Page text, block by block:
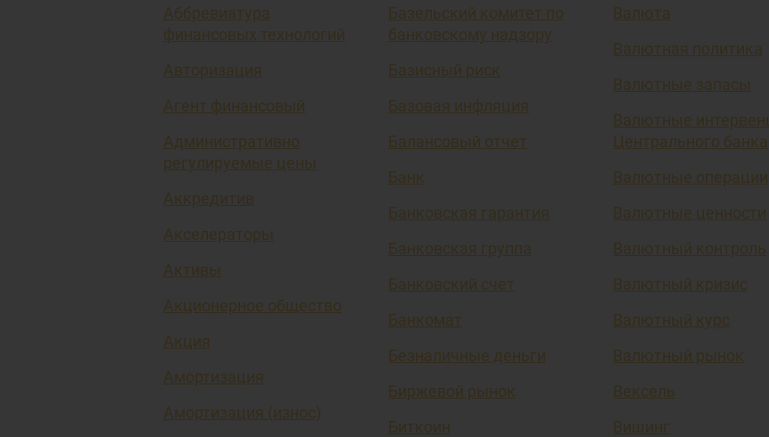
Аббревиатура
финансовых технологий
Авторизация
Агент финансовый
Административно
регулируемые цены
Аккредитив
Акселераторы
Активы
Акционерное общество
Акция
Амортизация
Амортизация (износ)
Базельский комитет по
банковскому надзору
Базисный риск
Базовая инфляция
Балансовый отчет
Банк
Банковская гарантия
Банковская группа
Банковский счет
Банкомат
Безналичные деньги
Биржевой рынок
Биткоин
Валюта
Валютная политика
Валютные запасы
Валютные
Центрального банка
Валютные операции
Валютные ценности
Валютный контроль
Валютный кризис
Валютный курс
Валютный рынок
Вексель
Вишинг